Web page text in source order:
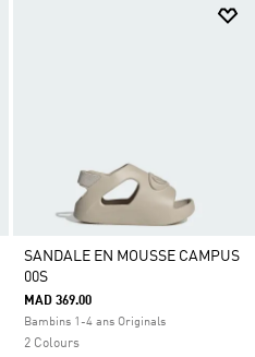
SANDALE EN MOUSSE CAMPUS
00S
MAD 369.00
Bambins 1-4 ans Originals
2 Colours